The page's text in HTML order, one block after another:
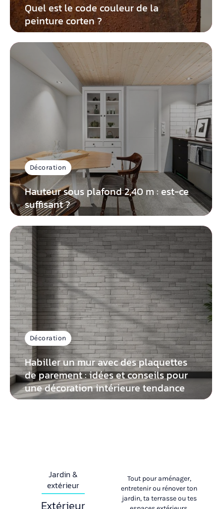
Quel est le code couleur de la
peinture corten ?
Décoration
Hauteur sous plafond 2,40 m : est-ce
suffisant ?
Décoration
Habiller un mur avec des plaquettes
de parement : idées et conseils pour
une décoration intérieure tendance
Jardin &
extérieur
Tout pour aménager,
entretenir ou rénover ton
jardin, ta terrasse ou tes